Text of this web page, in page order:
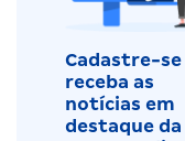
Cadastre-se
receba as
notícias em
destaque da